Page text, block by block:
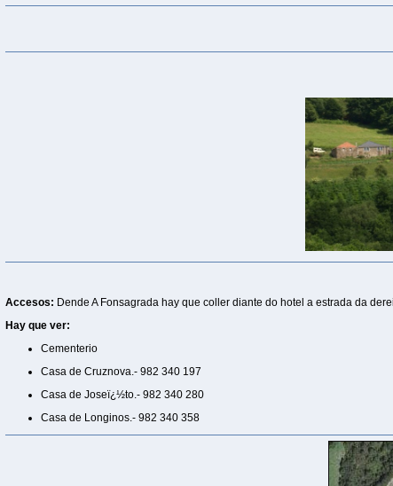
Accesos: Dende A Fonsagrada hay que coller diante do hotel a estrada da
Hay que ver:
Cementerio
Casa de Cruznova.- 982 340 197
Casa de Joseï¿½to.- 982 340 280
Casa de Longinos.- 982 340 358